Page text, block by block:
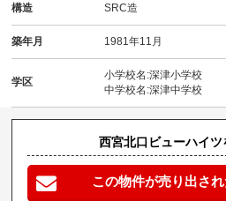
構造 SRC造
築年月 1981年11月
学区
小学校名:深津小学校
中学校名:深津中学校
西宮北口ビューハイ
この物件が売り出され